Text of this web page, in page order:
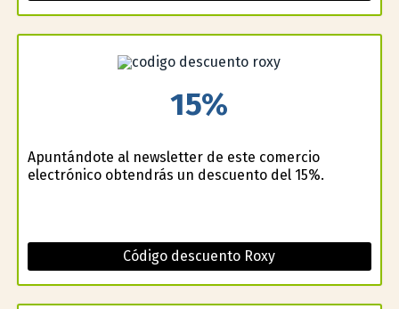
15%
Apuntándote al newsletter de este comercio
electrónico obtendrás un descuento del 15%.
Código descuento Roxy